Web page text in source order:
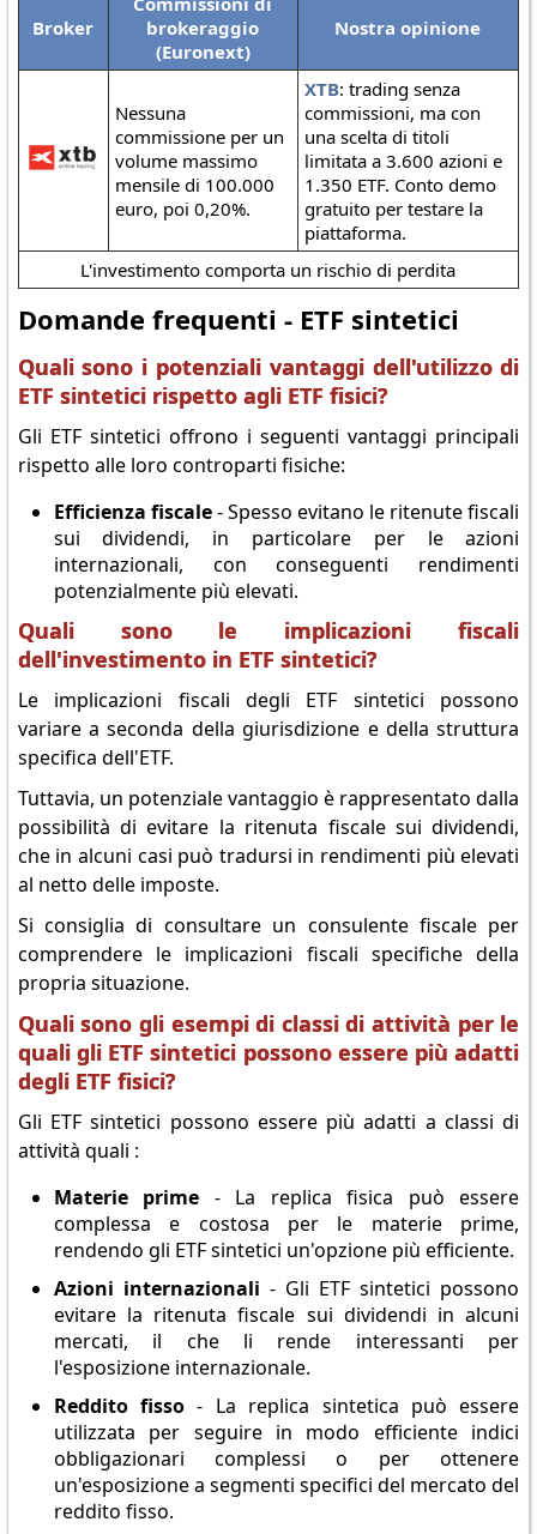
Broker
brokeraggio
(Euronext)
Nostra opinione
Nessuna
commissione per un
volume massimo
mensile di 100.000
euro, poi 0,20%.
XTB: trading senza
commissioni, ma con
una scelta di titoli
limitata a 3.600 azioni e
1.350 ETF. Conto demo
gratuito per testare la
piattaforma.
L'investimento comporta un rischio di perdita
Domande frequenti - ETF sintetici
Quali sono i potenziali vantaggi dell'utilizzo di
ETF sintetici rispetto agli ETF fisici?
Gli ETF sintetici offrono i seguenti vantaggi principali
rispetto alle loro controparti fisiche:
Efficienza fiscale- Spesso evitano le ritenute fiscali
sui dividendi, in particolare per le azioni
internazionali, con conseguenti rendimenti
potenzialmente più elevati.
Quali sono le implicazioni fiscali
dell'investimento in ETF sintetici?
Le implicazioni fiscali degli ETF sintetici possono
variare a seconda della giurisdizione e della struttura
specifica dell'ETF.
Tuttavia, un potenziale vantaggio è rappresentato dalla
possibilità di evitare la ritenuta fiscale sui dividendi,
che in alcuni casi può tradursi in rendimenti più elevati
al netto delle imposte.
Si consiglia di consultare un consulente fiscale per
comprendere le implicazioni fiscali specifiche della
propria situazione.
Quali sono gli esempi di classi di attività per le
quali gli ETF sintetici possono essere più adatti
degli ETF fisici?
Gli ETF sintetici possono essere più adatti a classi di
attività quali :
Materie prime - La replica fisica può essere
complessa e costosa per le materie prime,
rendendo gli ETF sintetici un'opzione più efficiente.
Azioni internazionali - Gli ETF sintetici possono
evitare la ritenuta fiscale sui dividendi in alcuni
mercati, il che li rende interessanti per
l'esposizione internazionale.
Reddito fisso - La replica sintetica può essere
utilizzata per seguire in modo efficiente indici
obbligazionari complessi o per ottenere
un'esposizione a segmenti specifici del mercato del
reddito fisso.